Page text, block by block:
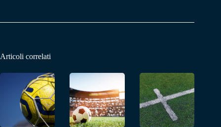
Articoli correlati